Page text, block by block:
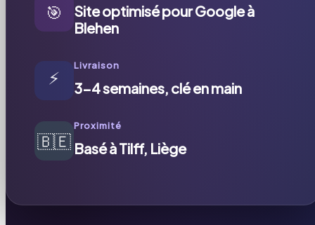
🎯
Site optimisé pour Google à
Blehen
⚡
Livraison
3-4 semaines, clé en main
🇧🇪
Proximité
Basé à Tilff, Liège